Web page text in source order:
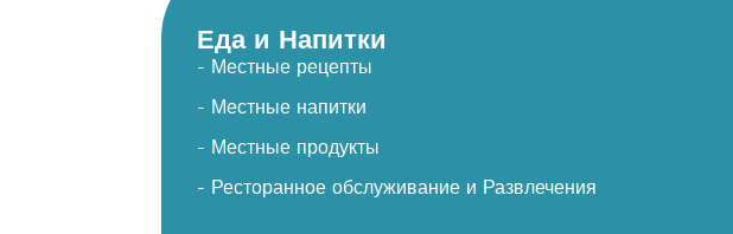
Еда и Напитки
- Местные рецепты
- Местные напитки
- Местные продукты
- Ресторанное обслуживание и Развлечения